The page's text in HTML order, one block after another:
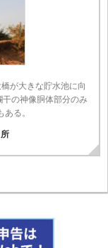
が大きな貯水池に向
の神像胴体部分のみ
る。